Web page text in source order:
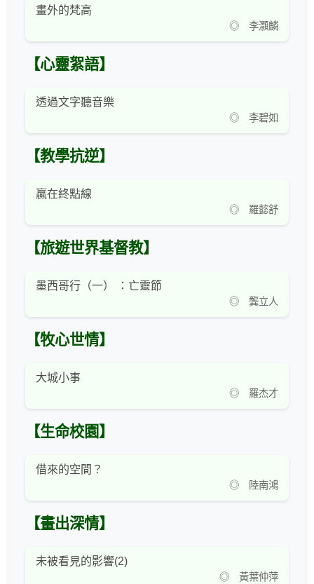
畫外的梵高
◎ 李灝麟
【心靈絮語】
透過文字聽音樂
◎ 李碧如
【教學抗逆】
贏在終點線
◎ 羅懿舒
【旅遊世界基督教】
墨西哥行（一） ：亡靈節
◎ 龔立人
【牧心世情】
大城小事
◎ 羅杰才
【生命校園】
借來的空間？
◎ 陸南鴻
【畫出深情】
未被看見的影響(2)
◎ 黃葉仲萍